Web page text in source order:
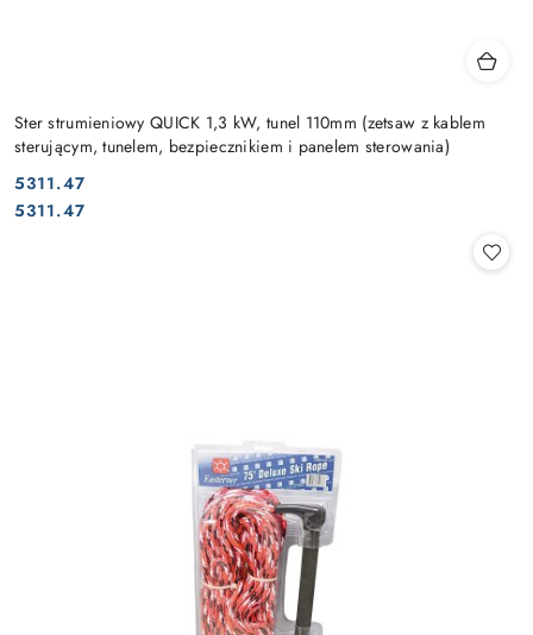
Ster strumieniowy QUICK 1,3 kW, tunel 110mm (zetsaw z kablem
sterującym, tunelem, bezpiecznikiem i panelem sterowania)
Cena:
5311.47
Cena:
5311.47